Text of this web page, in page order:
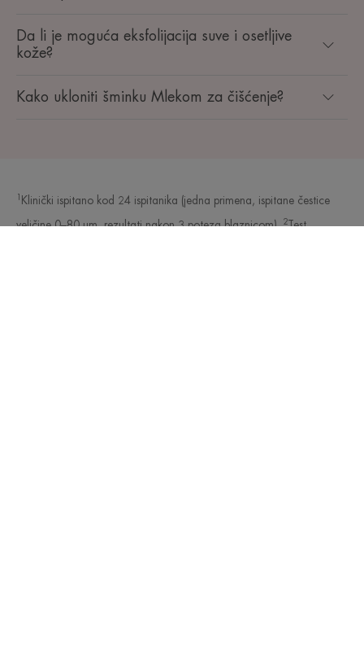
Da li je moguća eksfolijacija suve i osetljive
kože?
Kako ukloniti šminku Mlekom za čišćenje?
Klinički ispitano kod 24 ispitanika (jedna primena, ispitane čestice
veličine 0–80 µm, rezultati nakon 3 poteza blaznicom).2Test